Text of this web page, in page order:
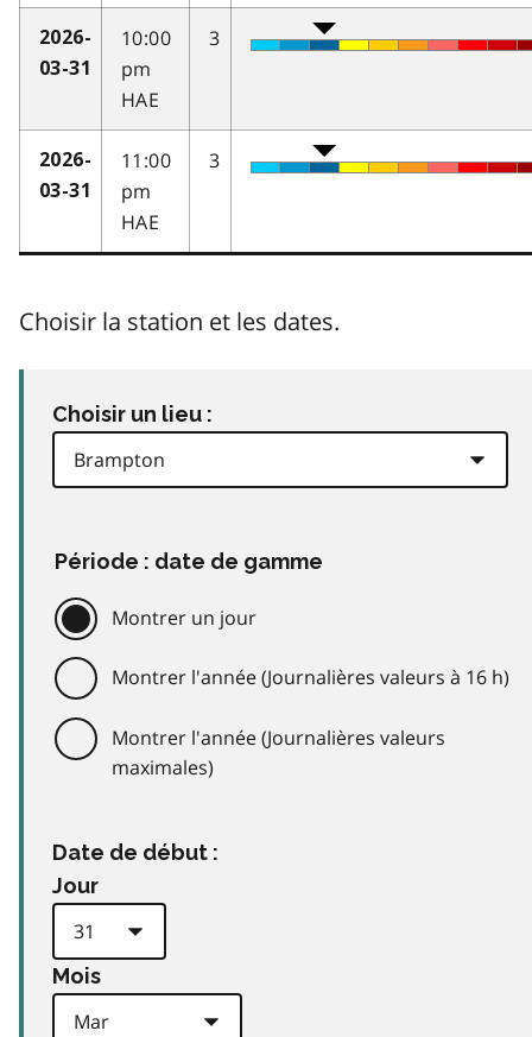
2026-
03-31
10:00
pm
HAE
3
2026-
03-31
11:00
pm
HAE
3
Choisir la station et les dates.
Choisir un lieu :
Période : date de gamme
Montrer un jour
Montrer l'année (Journalières valeurs à 16 h)
Montrer l'année (Journalières valeurs
maximales)
Date de début :
Jour
Mois